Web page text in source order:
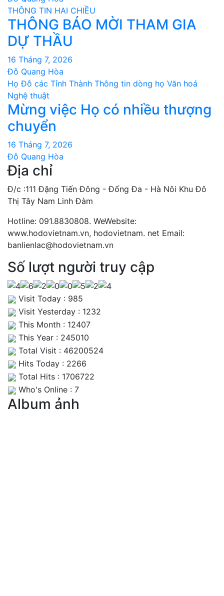
THÔNG TIN HAI CHIỀU
THÔNG BÁO MỜI THAM GIA
DỰ THẦU
16 Tháng 7, 2026
Đỗ Quang Hòa
Họ Đỗ các Tỉnh Thành Thông tin dòng họ Văn hoá
Nghệ thuật
Mừng việc Họ có nhiều thượng
chuyển
16 Tháng 7, 2026
Đỗ Quang Hòa
Địa chỉ
Đ/c :111 Đặng Tiến Đông - Đống Đa - Hà Nôi Khu Đô
Thị Tây Nam Linh Đàm
Hotline: 091.8830808. WeWebsite:
www.hodovietnam.vn, hodovietnam. net Email:
banlienlac@hodovietnam.vn
Số lượt người truy cập
Visit Today : 985
Visit Yesterday : 1232
This Month : 12407
This Year : 245010
Total Visit : 46200524
Hits Today : 2266
Total Hits : 1706722
Who's Online : 7
Album ảnh